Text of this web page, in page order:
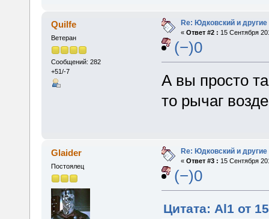
Quilfe
Ветеран
Сообщений: 282
+51/-7
Re: Юдковский и другие
« Ответ #2 : 15 Сентября
(−)0
А вы просто
то рычаг
Glaider
Постоялец
Re: Юдковский и другие
« Ответ #3 : 15 Сентября
(−)0
Цитата: Al1 от